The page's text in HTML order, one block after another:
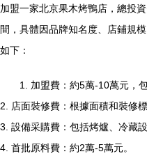
加盟一家北京果木烤鴨店，總投
間，具體因品牌知名度、店鋪規
如下：
1. 加盟費：約5萬-10萬元，
2. 店面裝修費：根據面積和裝修
3. 設備采購費：包括烤爐、冷藏
4. 首批原料費：約2萬-5萬元。